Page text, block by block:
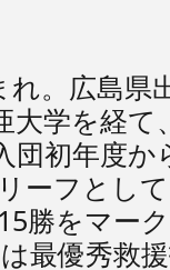
れ。広島県
大学を経
団初年度
ーフとし
勝をマー
最優秀救